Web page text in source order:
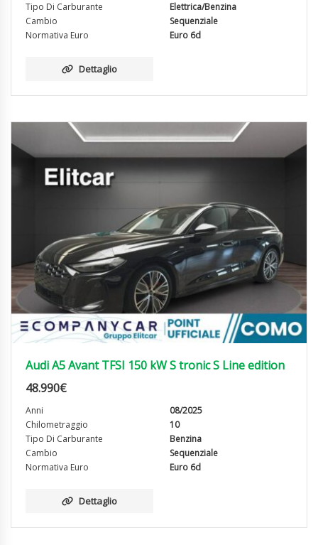
Tipo Di Carburante
Elettrica/Benzina
Cambio
Sequenziale
Normativa Euro
Euro 6d
Dettaglio
Audi A5 Avant TFSI 150 kW S tronic S Line edition
48.990€
Anni
08/2025
Chilometraggio
10
Tipo Di Carburante
Benzina
Cambio
Sequenziale
Normativa Euro
Euro 6d
Dettaglio